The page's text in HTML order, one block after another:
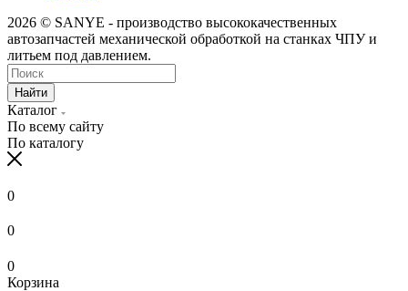
2026 © SANYE - производство высококачественных
автозапчастей механической обработкой на станках ЧПУ и
литьем под давлением.
Найти
Каталог
По всему сайту
По каталогу
0
0
0
Корзина